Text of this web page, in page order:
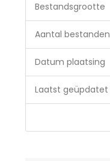
Bestandsgrootte
Aantal bestanden
Datum plaatsing
Laatst geüpdatet